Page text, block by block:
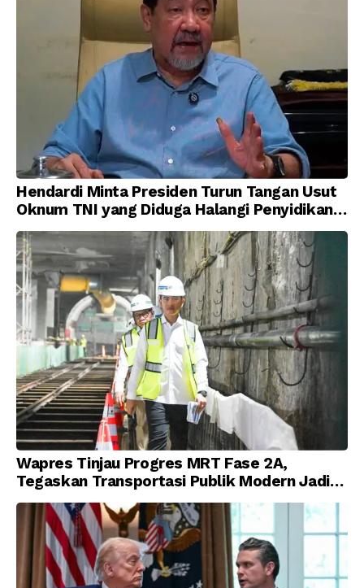
Hendardi Minta Presiden Turun Tangan Usut
Oknum TNI yang Diduga Halangi Penyidikan
Korupsi
Wapres Tinjau Progres MRT Fase 2A,
Tegaskan Transportasi Publik Modern Jadi
Prioritas Nasional